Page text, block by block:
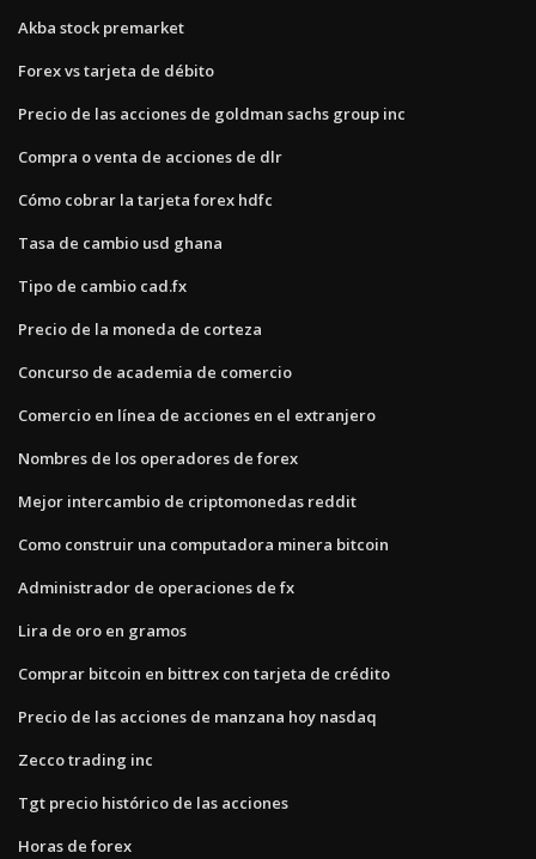
Akba stock premarket
Forex vs tarjeta de débito
Precio de las acciones de goldman sachs group inc
Compra o venta de acciones de dlr
Cómo cobrar la tarjeta forex hdfc
Tasa de cambio usd ghana
Tipo de cambio cad.fx
Precio de la moneda de corteza
Concurso de academia de comercio
Comercio en línea de acciones en el extranjero
Nombres de los operadores de forex
Mejor intercambio de criptomonedas reddit
Como construir una computadora minera bitcoin
Administrador de operaciones de fx
Lira de oro en gramos
Comprar bitcoin en bittrex con tarjeta de crédito
Precio de las acciones de manzana hoy nasdaq
Zecco trading inc
Tgt precio histórico de las acciones
Horas de forex